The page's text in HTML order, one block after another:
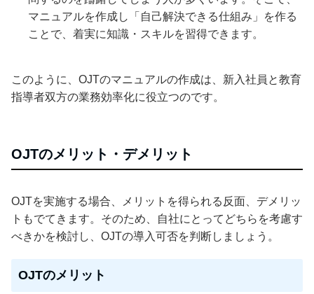
マニュアルを作成し「自己解決できる仕組み」を作る
ことで、着実に知識・スキルを習得できます。
このように、OJTのマニュアルの作成は、新入社員と教育
指導者双方の業務効率化に役立つのです。
OJTのメリット・デメリット
OJTを実施する場合、メリットを得られる反面、デメリッ
トもでてきます。そのため、自社にとってどちらを考慮す
べきかを検討し、OJTの導入可否を判断しましょう。
OJTのメリット